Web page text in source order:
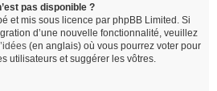
pas disponible ?
et mis sous licence par phpBB Limited. Si
d’une nouvelle fonctionnalité, veuillez
(en anglais) où vous pourrez voter pour
utilisateurs et suggérer les vôtres.